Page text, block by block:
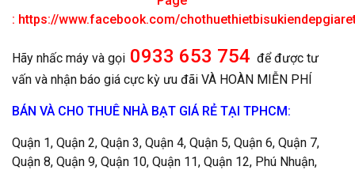
: https://www.facebook.com/
Hãy nhấc máy và gọi 0933 653 754 để được tư
vấn và nhận báo giá cực kỳ ưu đãi VÀ HOÀN MIỄN PHÍ
BÁN VÀ CHO THUÊ NHÀ BẠT GIÁ RẺ TẠI TPHCM:
Quận 1, Quận 2, Quận 3, Quận 4, Quận 5, Quận 6, Quận 7,
Quận 8, Quận 9, Quận 10, Quận 11, Quận 12, Phú Nhuận,